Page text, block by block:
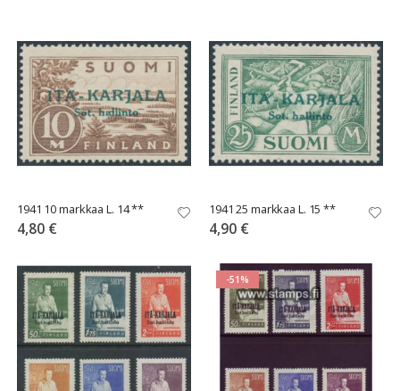
1941 10 markkaa L. 14 **
4,80 €
1941 25 markkaa L. 15 **
4,90 €
-51%